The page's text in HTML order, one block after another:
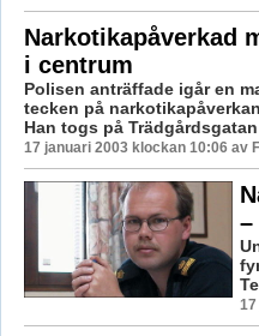
Narkotikapåverkad
i centrum
Polisen anträffade igår en
tecken på
Han togs på
17 januari 2003 klockan 10:06 av
–